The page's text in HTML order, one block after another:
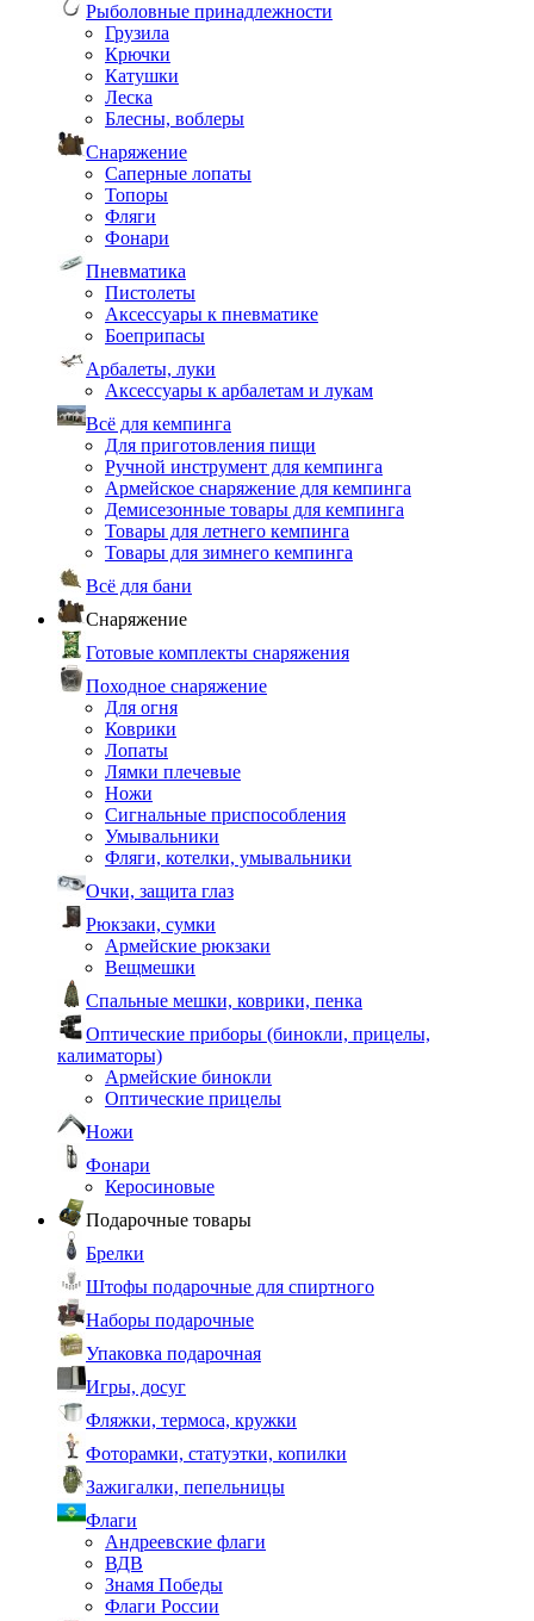
Рыболовные принадлежности
Грузила
Крючки
Катушки
Леска
Блесны, воблеры
Снаряжение
Саперные лопаты
Топоры
Фляги
Фонари
Пневматика
Пистолеты
Аксессуары к пневматике
Боеприпасы
Арбалеты, луки
Аксессуары к арбалетам и лукам
Всё для кемпинга
Для приготовления пищи
Ручной инструмент для кемпинга
Армейское снаряжение для кемпинга
Демисезонные товары для кемпинга
Товары для летнего кемпинга
Товары для зимнего кемпинга
Всё для бани
Снаряжение
Готовые комплекты снаряжения
Походное снаряжение
Для огня
Коврики
Лопаты
Лямки плечевые
Ножи
Сигнальные приспособления
Умывальники
Фляги, котелки, умывальники
Очки, защита глаз
Рюкзаки, сумки
Армейские рюкзаки
Вещмешки
Спальные мешки, коврики, пенка
Оптические приборы (бинокли, прицелы,
калиматоры)
Армейские бинокли
Оптические прицелы
Ножи
Фонари
Керосиновые
Подарочные товары
Брелки
Штофы подарочные для спиртного
Наборы подарочные
Упаковка подарочная
Игры, досуг
Фляжки, термоса, кружки
Фоторамки, статуэтки, копилки
Зажигалки, пепельницы
Флаги
Андреевские флаги
ВДВ
Знамя Победы
Флаги России